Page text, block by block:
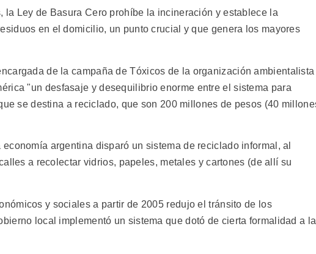
la Ley de Basura Cero prohíbe la incineración y establece la
en el domicilio, un punto crucial y que genera los mayores
de la campaña de Tóxicos de la organización ambientalista
"un desfasaje y desequilibrio enorme entre el sistema para
se destina a reciclado, que son 200 millones de pesos (40
argentina disparó un sistema de reciclado informal, al
a recolectar vidrios, papeles, metales y cartones (de allí su
y sociales a partir de 2005 redujo el tránsito de los
local implementó un sistema que dotó de cierta formalidad a la